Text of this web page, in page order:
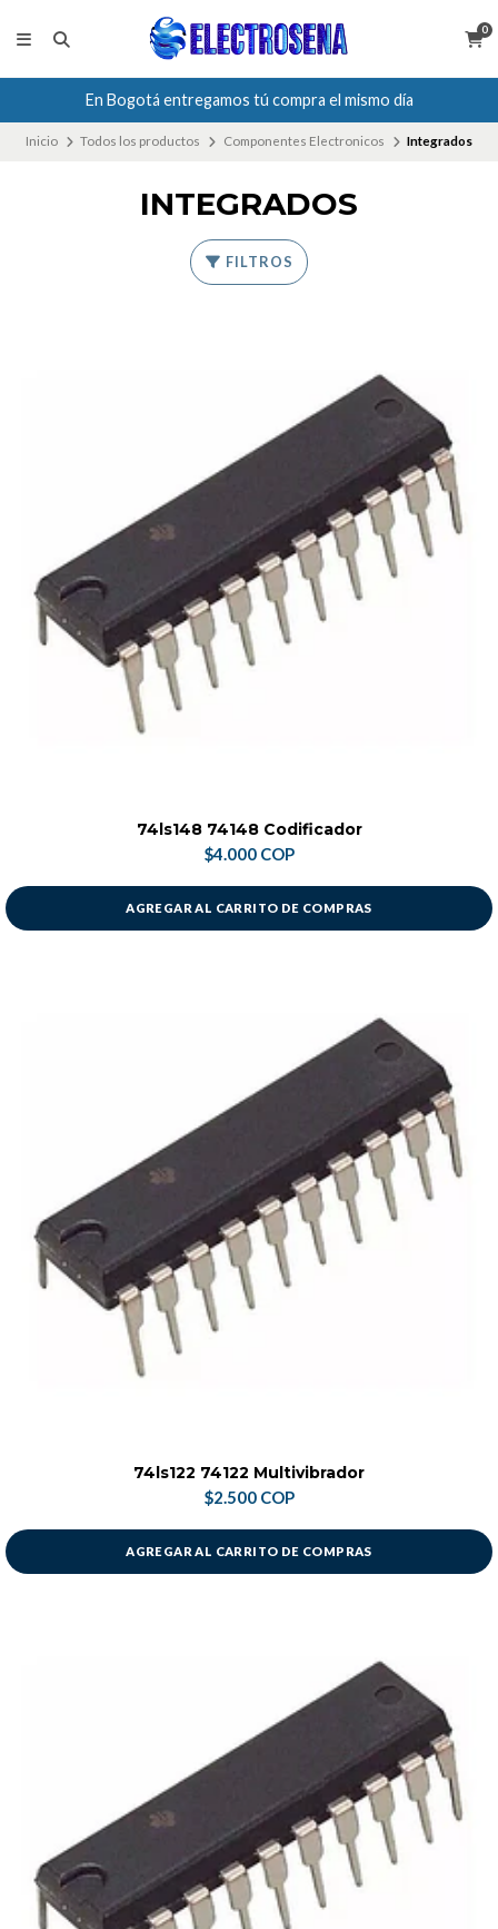
0
En Bogotá entregamos tú compra el mismo día
Inicio Todos los productos Componentes Electronicos Integrados
INTEGRADOS
FILTROS
74ls148 74148 Codificador
$4.000 COP
AGREGAR AL CARRITO DE COMPRAS
74ls122 74122 Multivibrador
$2.500 COP
AGREGAR AL CARRITO DE COMPRAS